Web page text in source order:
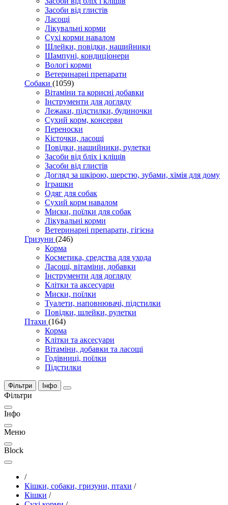
Засоби від глистів
Ласощі
Лікувальні корми
Сухі корми навалом
Шлейки, повідки, нашийники
Шампуні, кондиціонери
Вологі корми
Ветеринарні препарати
Собаки (1059)
Вітаміни та корисні добавки
Інструменти для догляду
Лежаки, підстилки, будиночки
Сухий корм, консерви
Переноски
Кісточки, ласощі
Повідки, нашийники, рулетки
Засоби від бліх і кліщів
Засоби від глистів
Догляд за шкірою, шерстю, зубами, хімія для дому
Іграшки
Одяг для собак
Сухий корм навалом
Миски, поїлки для собак
Лікувальні корми
Ветеринарні препарати, гігієна
Гризуни (246)
Корма
Косметика, средства для ухода
Ласощі, вітаміни, добавки
Інструменти для догляду
Клітки та аксесуари
Миски, поїлки
Туалети, наповнювачі, підстилки
Повідки, шлейки, рулетки
Птахи (164)
Корма
Клітки та аксесуари
Вітаміни, добавки та ласощі
Годівниці, поїлки
Підстилки
Фільтри Інфо
Фільтри
Інфо
Меню
Block
/
Кішки, собаки, гризуни, птахи /
Кішки /